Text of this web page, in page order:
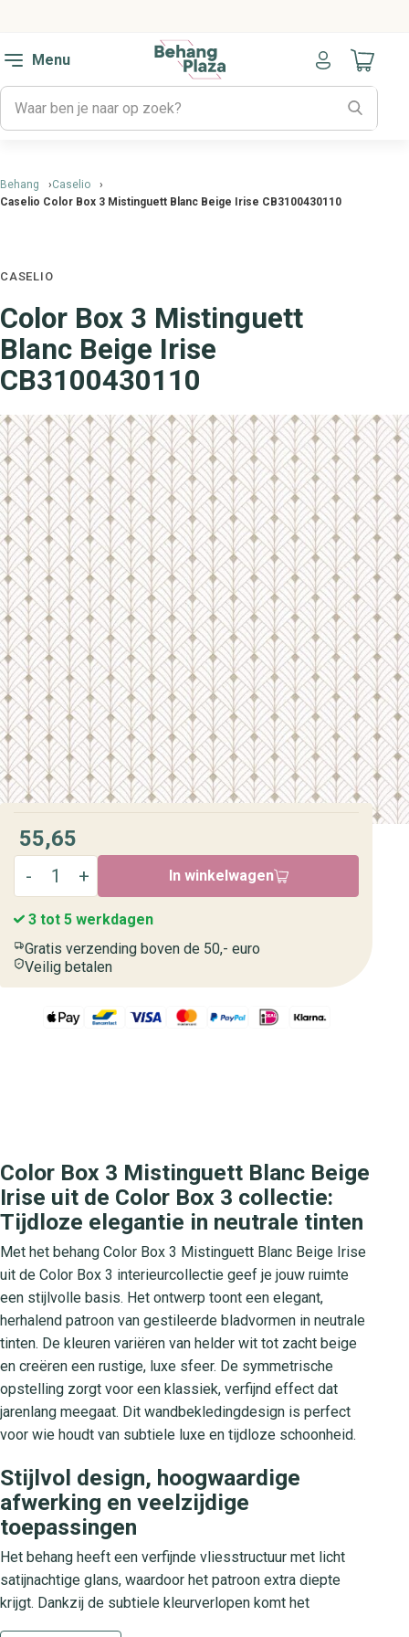
Menu
Naar
Behang
Caselio
Caselio Color Box 3 Mistinguett Blanc Beige Irise CB3100430110
CASELIO
Color Box 3 Mistinguett
Blanc Beige Irise
CB3100430110
55,65
In winkelwagen
3 tot 5 werkdagen
Gratis verzending boven de 50,- euro
Veilig betalen
Color Box 3 Mistinguett Blanc Beige
Irise uit de Color Box 3 collectie:
Tijdloze elegantie in neutrale tinten
Met het behang Color Box 3 Mistinguett Blanc Beige Irise
uit de Color Box 3 interieurcollectie geef je jouw ruimte
een stijlvolle basis. Het ontwerp toont een elegant,
herhalend patroon van gestileerde bladvormen in neutrale
tinten. De kleuren variëren van helder wit tot zacht beige
en creëren een rustige, luxe sfeer. De symmetrische
opstelling zorgt voor een klassiek, verfijnd effect dat
jarenlang meegaat. Dit wandbekledingdesign is perfect
voor wie houdt van subtiele luxe en tijdloze schoonheid.
Stijlvol design, hoogwaardige
afwerking en veelzijdige
toepassingen
Het behang heeft een verfijnde vliesstructuur met licht
satijnachtige glans, waardoor het patroon extra diepte
krijgt. Dankzij de subtiele kleurverlopen komt het